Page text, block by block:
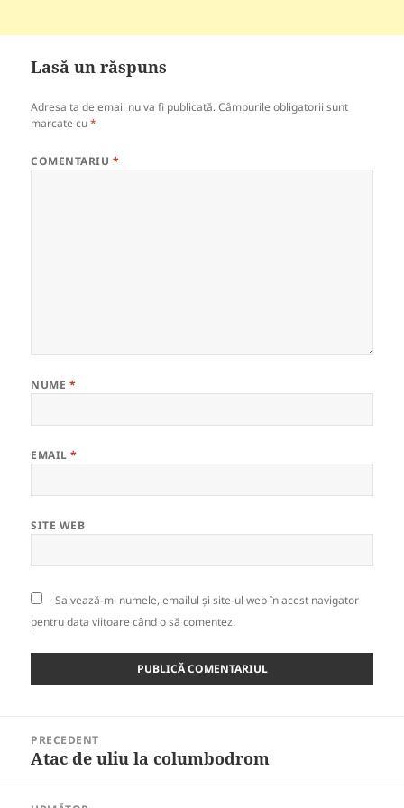
Lasă un răspuns
Adresa ta de email nu va fi publicată. Câmpurile obligatorii sunt
marcate cu*
COMENTARIU *
NUME *
EMAIL*
SITE WEB
Salvează-mi numele, emailul și site-ul web în acest navigator
pentru data viitoare când o să comentez.
articole
PRECEDENT
Articolul
Atac de uliu la columbodrom